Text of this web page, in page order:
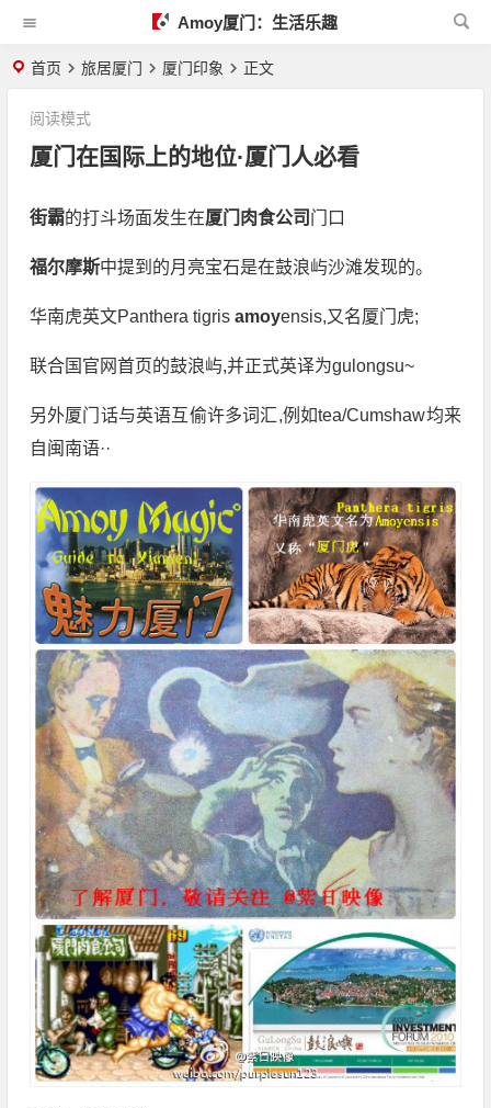
Amoy厦门：生活乐趣
首页 旅居厦门 厦门印象 正文
厦门在国际上的地位·厦门人必看
阅读模式
街霸的打斗场面发生在厦门肉食公司 门口
福尔摩斯中提到的月亮宝石是在鼓浪屿沙滩发现的。
华南虎英文Panthera tigris amoyensis,又名厦门虎;
联合国官网首页的鼓浪屿,并正式英译为gulongsu~
另外厦门话与英语互偷许多词汇,例如tea/Cumshaw均来
自闽南语··